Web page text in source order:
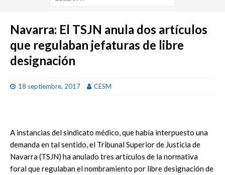
Navarra: El TSJN anula dos artículos
que regulaban jefaturas de libre
designación
18 septiembre, 2017 CESM
A instancias del sindicato médico, que había interpuesto una
demanda en tal sentido, el Tribunal Superior de Justicia de
Navarra (TSJN) ha anulado tres artículos de la normativa
foral que regulaban el nombramiento por libre designación de